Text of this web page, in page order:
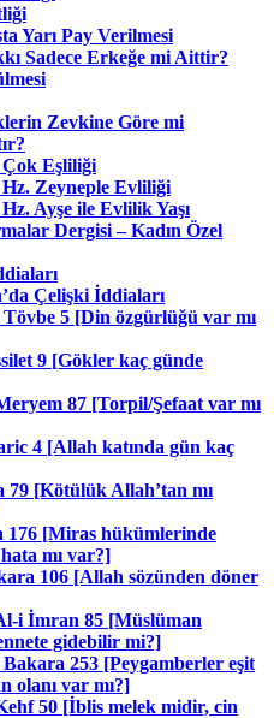
Yarı Pay Verilmesi
Sadece Erkeğe mi Aittir?
Zevkine Göre mi
Eşliliği
Zeyneple Evliliği
Ayşe ile Evlilik Yaşı
Dergisi – Kadın Özel
Çelişki İddiaları
5 [Din özgürlüğü var mı
9 [Gökler kaç günde
87 [Torpil/Şefaat var mı
4 [Allah katında gün kaç
79 [Kötülük Allah’tan mı
176 [Miras hükümlerinde
mı var?]
106 [Allah sözünden döner
i İmran 85 [Müslüman
gidebilir mi?]
253 [Peygamberler eşit
olanı var mı?]
50 [İblis melek midir, cin